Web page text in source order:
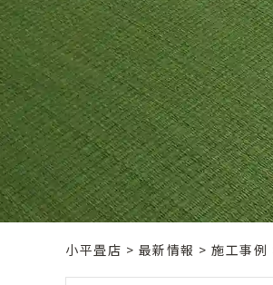
小平畳店 > 最新情報 > 施工事例